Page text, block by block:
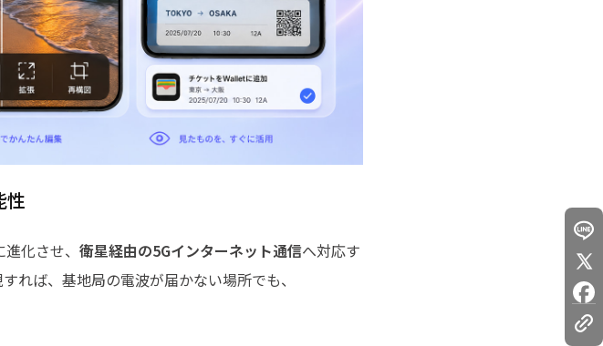
性
化させ、 衛星経由の5Gインターネット通信へ対応す
れば、基地局の電波が届かない場所でも、